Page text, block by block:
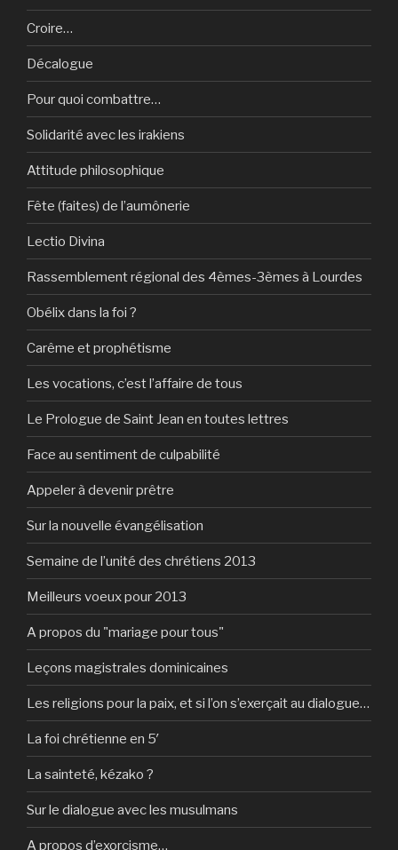
Croire…
Décalogue
Pour quoi combattre…
Solidarité avec les irakiens
Attitude philosophique
Fête (faites) de l’aumônerie
Lectio Divina
Rassemblement régional des 4èmes-3èmes à Lourdes
Obélix dans la foi ?
Carême et prophétisme
Les vocations, c’est l’affaire de tous
Le Prologue de Saint Jean en toutes lettres
Face au sentiment de culpabilité
Appeler à devenir prêtre
Sur la nouvelle évangélisation
Semaine de l’unité des chrétiens 2013
Meilleurs voeux pour 2013
A propos du "mariage pour tous"
Leçons magistrales dominicaines
Les religions pour la paix, et si l’on s’exerçait au dialogue…
La foi chrétienne en 5′
La sainteté, kézako ?
Sur le dialogue avec les musulmans
A propos d’exorcisme…